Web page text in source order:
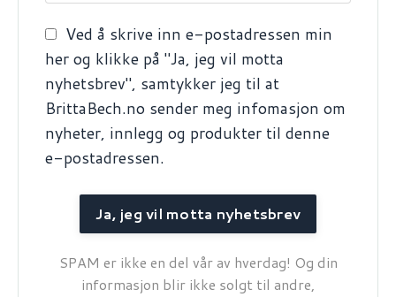
Ved å skrive inn e-postadressen min
her og klikke på "Ja, jeg vil motta
nyhetsbrev", samtykker jeg til at
BrittaBech.no sender meg infomasjon om
nyheter, innlegg og produkter til denne
e-postadressen.
Ja, jeg vil motta nyhetsbrev
SPAM er ikke en del vår av hverdag! Og din
informasjon blir ikke solgt til andre,